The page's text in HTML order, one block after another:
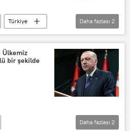
Türkiye
Daha fazlası 2
Ülkemiz
bir şekilde
Daha fazlası 2